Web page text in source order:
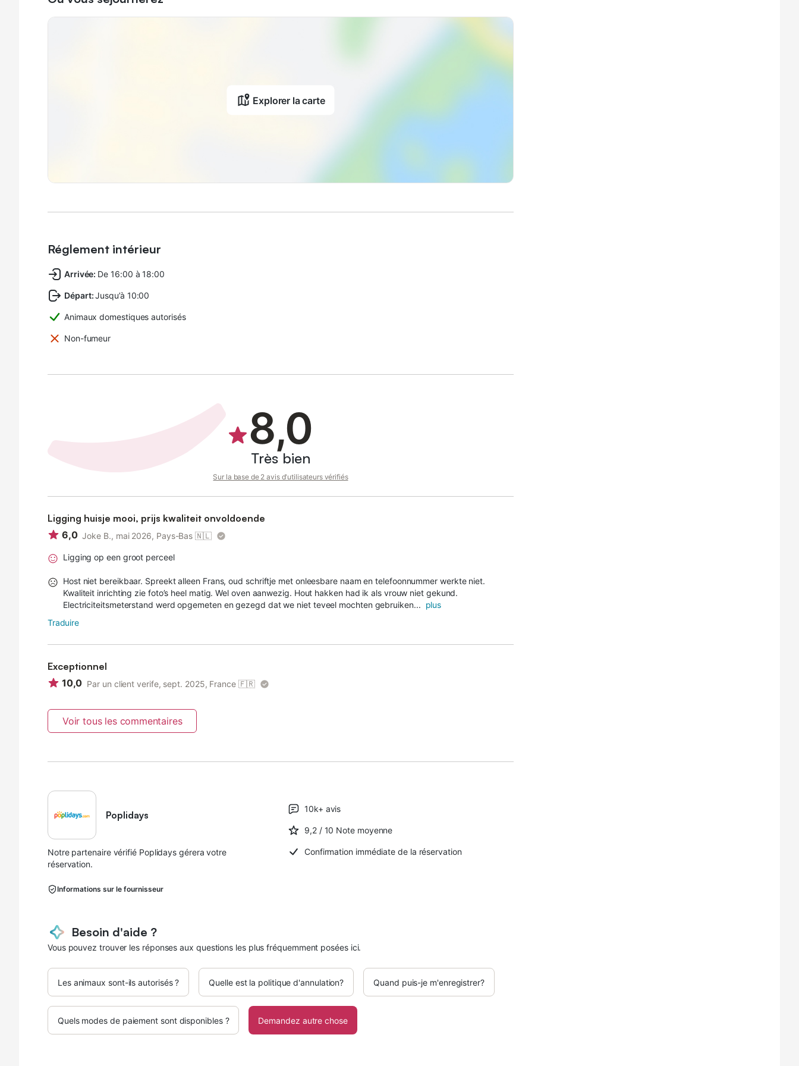
Explorer la carte
Réglement intérieur
Arrivée: De 16:00 à 18:00
Départ:Jusqu’à 10:00
Animaux domestiques autorisés
Non-fumeur
8,0
Très bien
Sur la base de 2 avis d'utilisateurs vérifiés
Ligging huisje mooi, prijs kwaliteit onvoldoende
6,0 Joke B., mai 2026, Pays-Bas 🇳🇱
Ligging op een groot perceel
Host niet bereikbaar. Spreekt alleen Frans, oud schriftje met onleesbare naam en telefoonnummer werkte niet.
Kwaliteit inrichting zie foto’s heel matig. Wel oven aanwezig. Hout hakken had ik als vrouw niet gekund.
Electriciteitsmeterstand werd opgemeten en gezegd dat we niet teveel mochten gebruiken... plus
Traduire
Exceptionnel
10,0 Par un client verife, sept. 2025, France 🇫🇷
Voir tous les commentaires
Poplidays
Notre partenaire vérifié Poplidays gérera votre
réservation.
10k+ avis
9,2 / 10 Note moyenne
Confirmation immédiate de la réservation
Informations sur le fournisseur
Besoin d'aide ?
Vous pouvez trouver les réponses aux questions les plus fréquemment posées ici.
Les animaux sont-ils autorisés ? Quelle est la politique d'annulation? Quand puis-je m'enregistrer?
Quels modes de paiement sont disponibles ? Demandez autre chose